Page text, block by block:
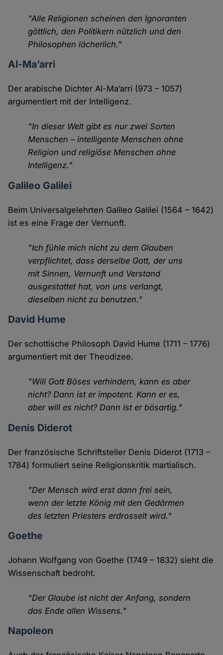
"Alle Religionen scheinen den Ignoranten
göttlich, den Politikern nützlich und den
Philosophen lächerlich."
Al-Ma’arri
Der arabische Dichter Al-Ma’arri (973 – 1057)
argumentiert mit der Intelligenz.
"In dieser Welt gibt es nur zwei Sorten
Menschen – intelligente Menschen ohne
Religion und religiöse Menschen ohne
Intelligenz."
Galileo Galilei
Beim Universalgelehrten Galileo Galilei (1564 – 1642)
ist es eine Frage der Vernunft.
"Ich fühle mich nicht zu dem Glauben
verpflichtet, dass derselbe Gott, der uns
mit Sinnen, Vernunft und Verstand
ausgestattet hat, von uns verlangt,
dieselben nicht zu benutzen."
David Hume
Der schottische Philosoph David Hume (1711 – 1776)
argumentiert mit der Theodizee.
"Will Gott Böses verhindern, kann es aber
nicht? Dann ist er impotent. Kann er es,
aber will es nicht? Dann ist er bösartig."
Denis Diderot
Der französische Schriftsteller Denis Diderot (1713 –
1784) formuliert seine Religionskritik martialisch.
"Der Mensch wird erst dann frei sein,
wenn der letzte König mit den Gedärmen
des letzten Priesters erdrosselt wird."
Goethe
Johann Wolfgang von Goethe (1749 – 1832) sieht die
Wissenschaft bedroht.
"Der Glaube ist nicht der Anfang, sondern
das Ende allen Wissens."
Napoleon